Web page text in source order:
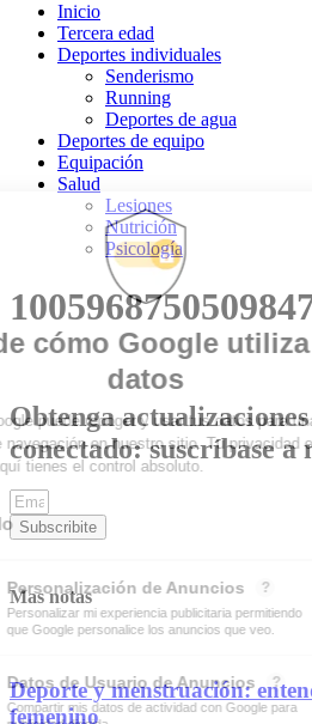
Inicio
Tercera edad
Deportes individuales
Senderismo
Running
Deportes de agua
Deportes de equipo
Equipación
Salud
Lesiones
Nutrición
Psicología
Obtenga
conectado: suscríbase a
Subscribite
Mas notas
Deporte y menstruación:
femenino